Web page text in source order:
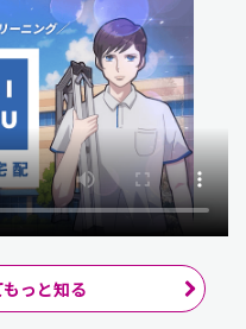
っと知る